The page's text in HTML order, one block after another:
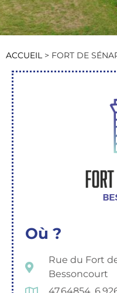
ACCUEIL > FORT DE
Où ?
Rue du Fort
Bessoncourt